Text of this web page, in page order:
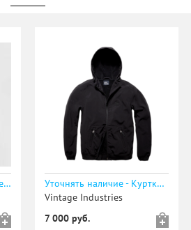
Уточнять наличие - Shooter анорак olive drab
Уточнять наличие - Куртка ASHORE SOFTSHELL JACKET
Vintage Industries
7 000 руб.